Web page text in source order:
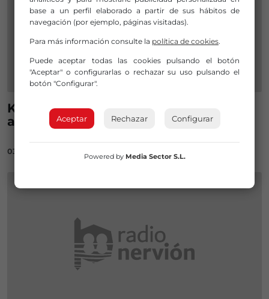
Kultur Plaza llenará Galdakao de
actividades culturales
03/09/2021
base a un perfil elaborado a partir de sus hábitos de
navegación (por ejemplo, páginas visitadas).
Para más información consulte la política de cookies.
Puede aceptar todas las cookies pulsando el botón
"Aceptar" o configurarlas o rechazar su uso pulsando el
botón "Configurar".
Aceptar Rechazar Configurar
Powered by Media Sector S.L.